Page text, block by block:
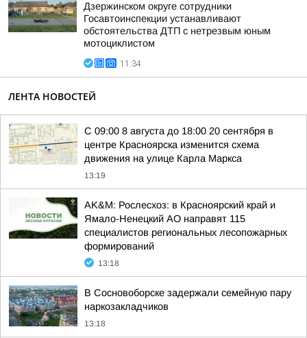
Дзержинском округе сотрудники
Госавтоинспекции устанавливают
обстоятельства ДТП с нетрезвым юным
мотоциклистом
11:34
ЛЕНТА НОВОСТЕЙ
С 09:00 8 августа до 18:00 20 сентября в
центре Красноярска изменится схема
движения на улице Карла Маркса
13:19
AK&M: Рослесхоз: в Красноярский край и
Ямало-Ненецкий АО направят 115
специалистов региональных лесопожарных
формирований
13:18
В Сосновоборске задержали семейную пару
наркозакладчиков
13:18